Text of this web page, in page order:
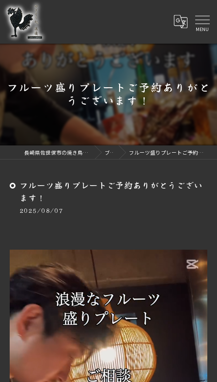
フルーツ盛りプレートご予約ありがと
うございます！
長崎県佐世保市の焼き鳥ならやきとり処 浪漫 ブログ フルーツ盛りプレートご予約ありがとうございます！
フルーツ盛りプレートご予約ありがとうござい
ます！
2025/08/07